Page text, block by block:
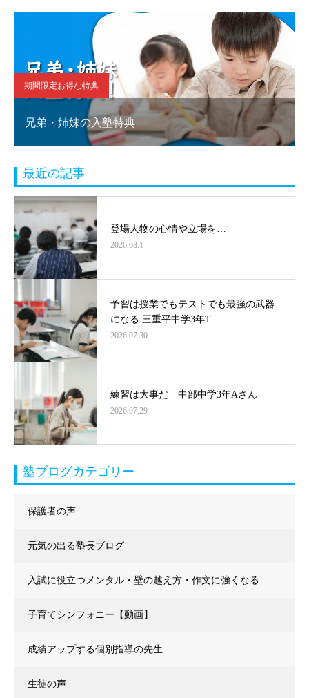
限定お得な特典
・姉妹の入塾特典
期間限定
塾乗り
最近の記事
登場人物の心情や立場を…
2026.08.1
予習は授業でもテストでも最強の武器
になる 三重平中学3年T
2026.07.30
練習は大事だ 中部中学3年Aさん
2026.07.29
塾ブログカテゴリー
保護者の声
元気の出る塾長ブログ
入試に役立つメンタル・壁の越え方・作文に強くなる
子育てシンフォニー【動画】
成績アップする個別指導の先生
生徒の声